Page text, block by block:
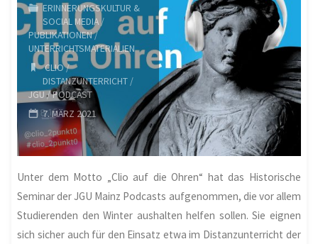
(Chronoscope
Mainz)"
ERINNERUNGSKULTUR &
SOCIAL MEDIA /
PUBLIKATIONEN/
UNTERRICHTSMATERIALIEN
CLIO/
DISTANZUNTERRICHT /
JGU/PODCAST
7. MÄRZ 2021
Unter dem Motto „Clio auf die Ohren“ hat das Historische
Seminar der JGU Mainz Podcasts aufgenommen, die vor allem
Studierenden den Winter aushalten helfen sollen. Sie eignen
sich sicher auch für den Einsatz etwa im Distanzunterricht der